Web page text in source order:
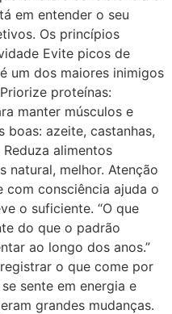
em entender o seu
Os princípios
Evite picos de
um dos maiores inimigos
proteínas:
manter músculos e
boas: azeite, castanhas,
alimentos
natural, melhor. Atenção
com consciência ajuda o
o suficiente. “O que
do que o padrão
ao longo dos anos.”
o que come por
sente em energia e
grandes mudanças.